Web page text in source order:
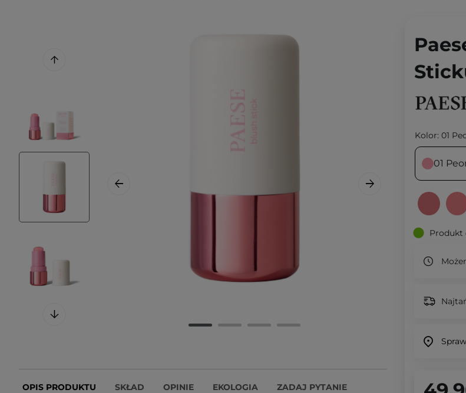
OPIS PRODUKTU SKŁAD OPINIE EKOLOGIA ZADAJ PYTANIE
Kolor: 01
01
Produkt